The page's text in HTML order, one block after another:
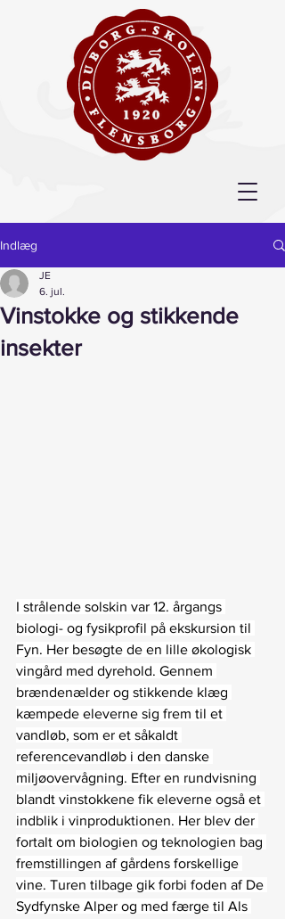
Indlæg
Vinstokke og stikkende
insekter
JE
6. jul.
I strålende solskin var 12. årgangs
biologi- og fysikprofil på ekskursion til
Fyn. Her besøgte de en lille økologisk
vingård med dyrehold. Gennem
brændenælder og stikkende klæg
kæmpede eleverne sig frem til et
vandløb, som er et såkaldt
referencevandløb i den danske
miljøovervågning. Efter en rundvisning
blandt vinstokkene fik eleverne også et
indblik i vinproduktionen. Her blev der
fortalt om biologien og teknologien bag
fremstillingen af gårdens forskellige
vine. Turen tilbage gik forbi foden af De
Sydfynske Alper og med færge til Als